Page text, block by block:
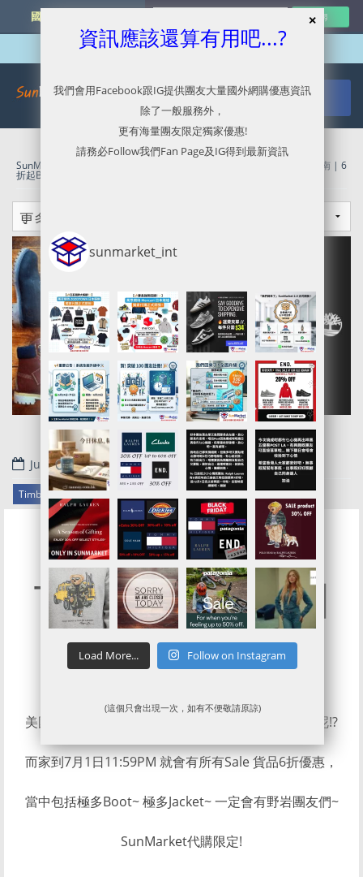
國外網購最新資訊
SunMarket 代購．代運．代寄 Timberland官網代購/代運/集運服務指南 | 6
折起Black Friday Sale
June 27, 2020
Timberland官網代購/代運/集運服務指南 | 6折起Black Friday Sale
Timberland 美國
官網6 折Sale
美國Timberland 官網點會放過係春夏呢D季節出招呢!?
而家到7月1日11:59PM 就會有所有Sale 貨品6折優惠，
當中包括極多Boot~ 極多Jacket~ 一定會有野岩團友們~
SunMarket代購限定!
資訊應該還算有用吧...?
我們會用Facebook跟IG提供團友大量國外網購優惠資訊
除了一般服務外，
更有海量團友限定獨家優惠!
請務必Follow我們Fan Page及IG得到最新資訊
sunmarket_int
Load More... Follow on Instagram
(這個只會出現一次，如有不便敬請原諒)